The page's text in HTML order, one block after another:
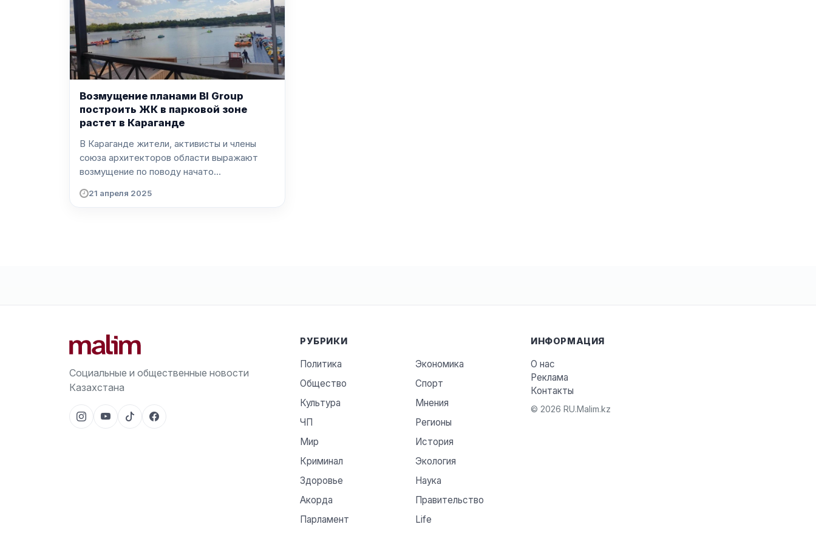
Возмущение планами BI Group
построить ЖК в парковой зоне
растет в Караганде
В Караганде жители, активисты и члены
союза архитекторов области выражают
возмущение по поводу начато...
21 апреля 2025
Социальные и общественные новости
Казахстана
РУБРИКИ
Политика
Экономика
Общество
Спорт
Культура
Мнения
ЧП
Регионы
Мир
История
Криминал
Экология
Здоровье
Наука
Акорда
Правительство
Парламент
Life
ИНФОРМАЦИЯ
О нас
Реклама
Контакты
© 2026 RU.Malim.kz